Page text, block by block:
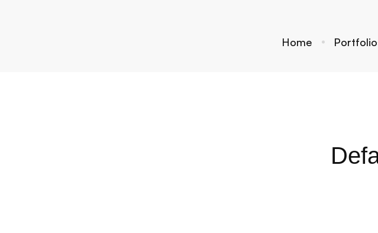
Home